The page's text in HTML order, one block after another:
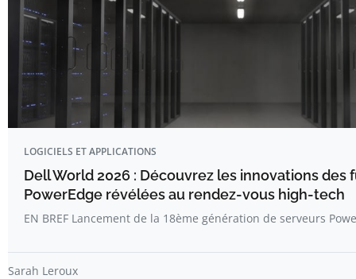
LOGICIELS ET APPLICATIONS
Dell World 2026 : Découvrez les innovations des
PowerEdge révélées au rendez-vous high-tech
EN BREF Lancement de la 18ème génération de serveurs
Sarah Leroux